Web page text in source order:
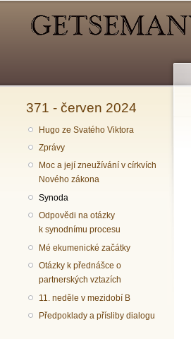
371 - červen 2024
Hugo ze Svatého Viktora
Zprávy
Moc a její zneužívání v církvích
Nového zákona
Synoda
Odpovědi na otázky
k synodnímu procesu
Mé ekumenické začátky
Otázky k přednášce o
partnerských vztazích
11. neděle v mezidobí B
Předpoklady a přísliby dialogu